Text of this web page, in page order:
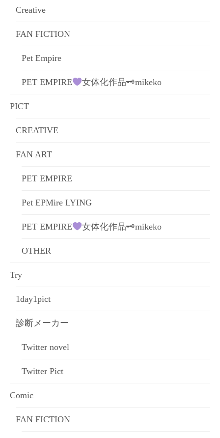
Creative
FAN FICTION
Pet Empire
PET EMPIRE 女体化作品🗝mikeko
PICT
CREATIVE
FAN ART
PET EMPIRE
Pet EPMire LYING
PET EMPIRE 女体化作品🗝mikeko
OTHER
Try
1day1pict
診断メーカー
Twitter novel
Twitter Pict
Comic
FAN FICTION